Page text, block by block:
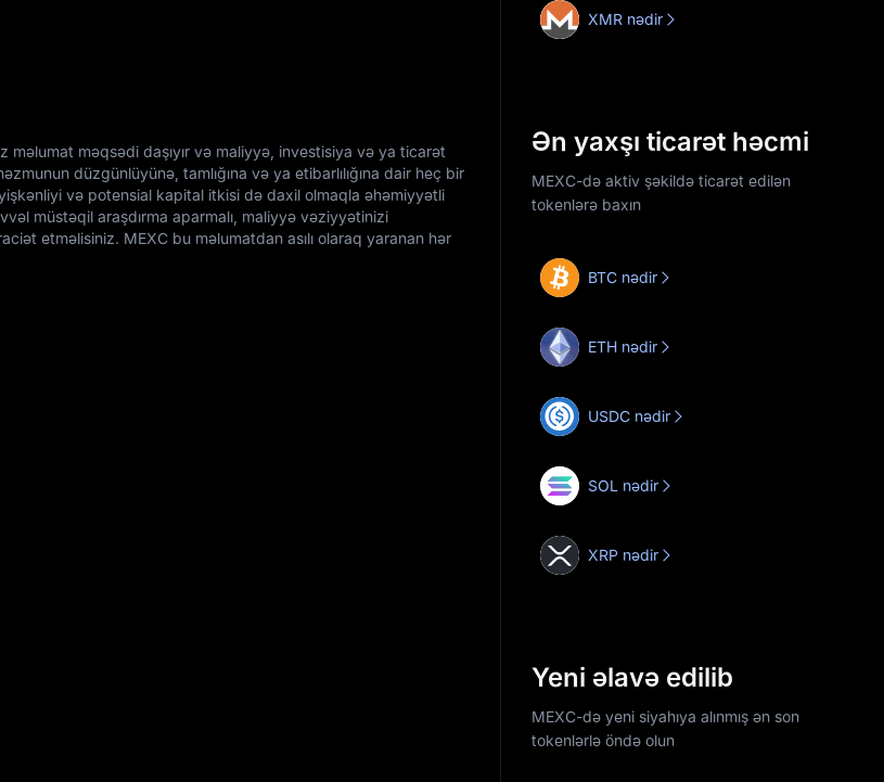
məlumat məqsədi daşıyır və maliyyə, investisiya və ya ticarət
düzgünlüyünə, tamlığına və ya etibarlılığına dair heç bir
və potensial kapital itkisi də daxil olmaqla əhəmiyyətli
müstəqil araşdırma aparmalı, maliyyə vəziyyətinizi
etməlisiniz. MEXC bu məlumatdan asılı olaraq yaranan hər
XMR nədir
Ən yaxşı ticarət həcmi
MEXC-də aktiv şəkildə ticarət edilən
tokenlərə baxın
BTC nədir
ETH nədir
USDC nədir
SOL nədir
XRP nədir
Yeni əlavə edilib
MEXC-də yeni siyahıya alınmış ən son
tokenlərlə öndə olun